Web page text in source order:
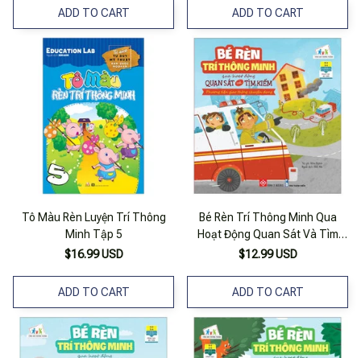
ADD TO CART ADD TO CART
Tô Màu Rèn Luyện Trí Thông
Minh Tập 5
$16.99 USD
ADD TO CART
Bé Rèn Trí Thông Minh Qua
Hoạt Động Quan Sát Và Tìm
Kiếm - Phương Tiện Giao Thông
$12.99 USD
ADD TO CART